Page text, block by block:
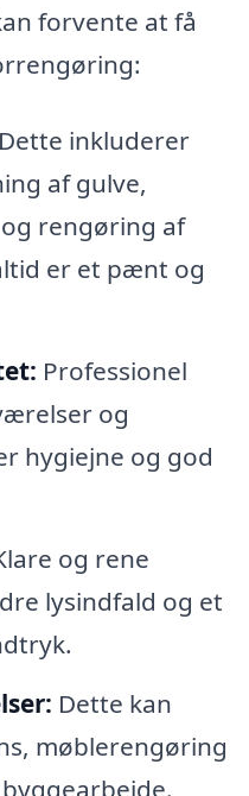
forvente at få
Dette inkluderer
af gulve,
rengøring af
er et pænt og
Professionel
og
hygiejne og god
og rene
lysindfald og et
Dette kan
møblerengøring